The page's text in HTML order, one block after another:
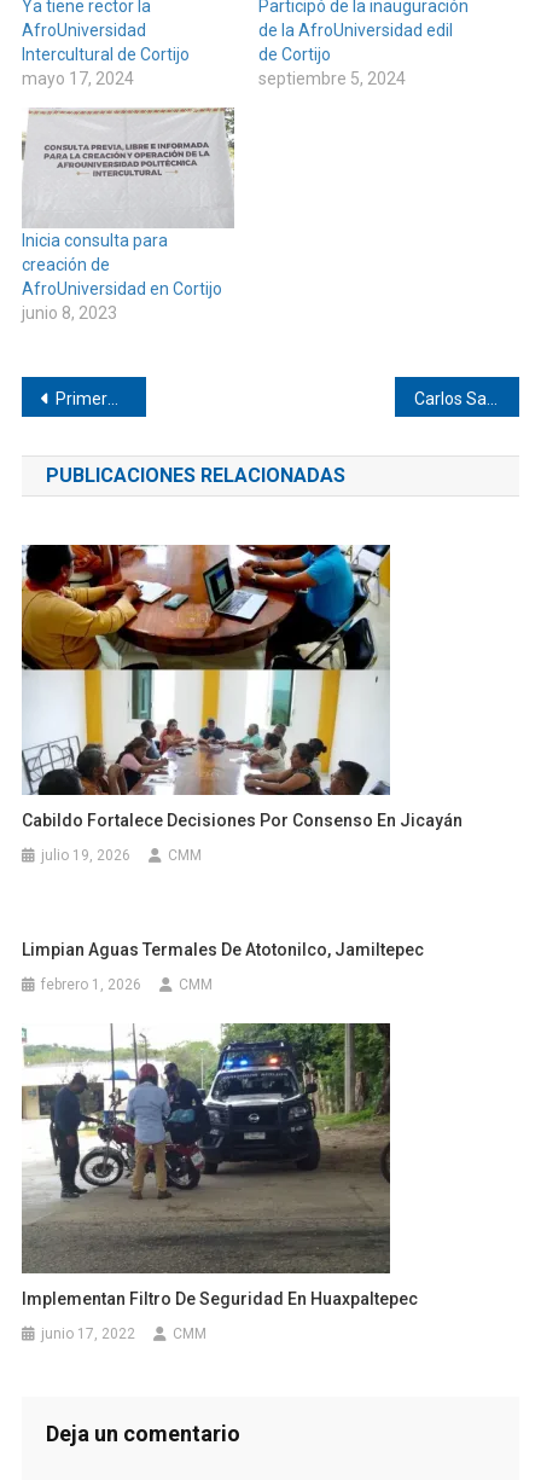
Ya tiene rector la
AfroUniversidad
Intercultural de Cortijo
mayo 17, 2024
Participó de la inauguración
de la AfroUniversidad edil
de Cortijo
septiembre 5, 2024
Inicia consulta para
creación de
AfroUniversidad en Cortijo
junio 8, 2023
Navegación
de
entradas
Primera mujer gobernará La Reforma Carlos Sarabia fue conferencista en The Awakening
PUBLICACIONES RELACIONADAS
Cabildo Fortalece Decisiones Por Consenso En Jicayán
julio 19, 2026 CMM
Limpian Aguas Termales De Atotonilco, Jamiltepec
febrero 1, 2026 CMM
Implementan Filtro De Seguridad En Huaxpaltepec
junio 17, 2022 CMM
Deja un comentario